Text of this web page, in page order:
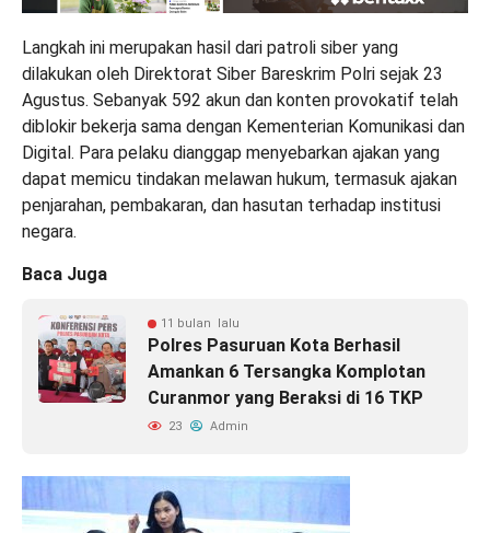
Langkah ini merupakan hasil dari patroli siber yang
dilakukan oleh Direktorat Siber Bareskrim Polri sejak 23
Agustus. Sebanyak 592 akun dan konten provokatif telah
diblokir bekerja sama dengan Kementerian Komunikasi dan
Digital. Para pelaku dianggap menyebarkan ajakan yang
dapat memicu tindakan melawan hukum, termasuk ajakan
penjarahan, pembakaran, dan hasutan terhadap institusi
negara.
Baca Juga
11 bulan lalu
Polres Pasuruan Kota Berhasil
Amankan 6 Tersangka Komplotan
Curanmor yang Beraksi di 16 TKP
23 Admin